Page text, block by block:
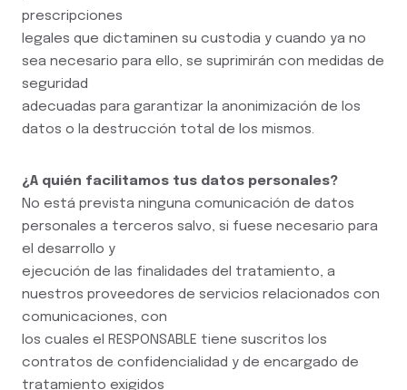
prescripciones
legales que dictaminen su custodia y cuando ya no
sea necesario para ello, se suprimirán con medidas de
seguridad
adecuadas para garantizar la anonimización de los
datos o la destrucción total de los mismos.
¿A quién facilitamos tus datos personales?
No está prevista ninguna comunicación de datos
personales a terceros salvo, si fuese necesario para
el desarrollo y
ejecución de las finalidades del tratamiento, a
nuestros proveedores de servicios relacionados con
comunicaciones, con
los cuales el RESPONSABLE tiene suscritos los
contratos de confidencialidad y de encargado de
tratamiento exigidos